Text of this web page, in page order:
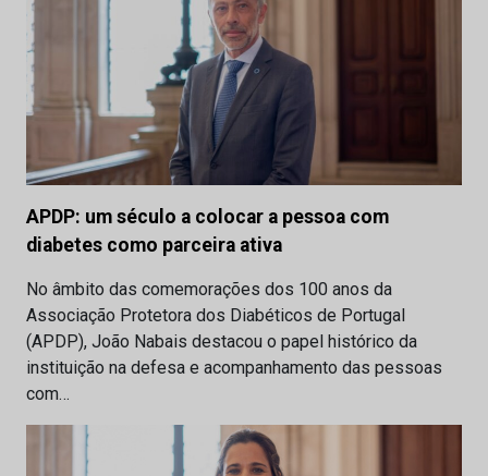
APDP: um século a colocar a pessoa com
diabetes como parceira ativa
No âmbito das comemorações dos 100 anos da
Associação Protetora dos Diabéticos de Portugal
(APDP), João Nabais destacou o papel histórico da
instituição na defesa e acompanhamento das pessoas
com…